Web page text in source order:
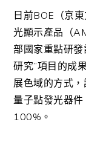
日前BOE（京
光顯示產品（
部國家重點研
研究”項目的成
展色域的方式
量子點發光器
100%。